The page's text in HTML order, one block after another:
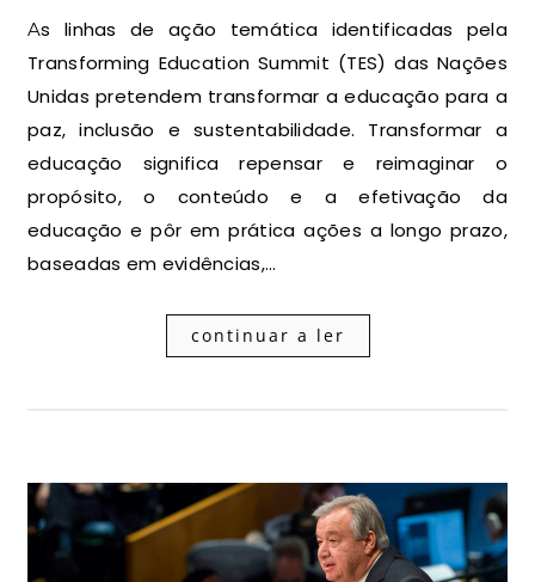
As linhas de ação temática identificadas pela
Transforming Education Summit (TES) das Nações
Unidas pretendem transformar a educação para a
paz, inclusão e sustentabilidade. Transformar a
educação significa repensar e reimaginar o
propósito, o conteúdo e a efetivação da
educação e pôr em prática ações a longo prazo,
baseadas em evidências,…
continuar a ler